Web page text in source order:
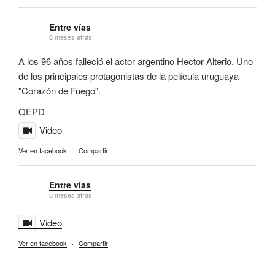
Entre vías
8 meses atrás
A los 96 años falleció el actor argentino Hector Alterio. Uno
de los principales protagonistas de la película uruguaya
"Corazón de Fuego".
QEPD
Video
Ver en facebook · Compartir
Entre vías
8 meses atrás
Video
Ver en facebook · Compartir